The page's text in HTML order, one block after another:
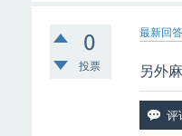
0
投票
最新回答
另外